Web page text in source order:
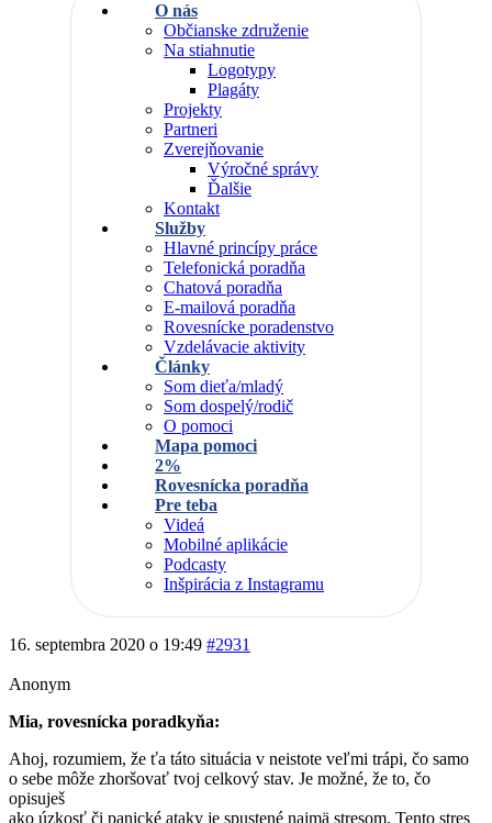
O nás
Občianske združenie
Na stiahnutie
Logotypy
Plagáty
Projekty
Partneri
Zverejňovanie
Výročné správy
Ďalšie
Kontakt
Služby
Hlavné princípy práce
Telefonická poradňa
Chatová poradňa
E-mailová poradňa
Rovesnícke poradenstvo
Vzdelávacie aktivity
Články
Som dieťa/mladý
Som dospelý/rodič
O pomoci
Mapa pomoci
2%
Rovesnícka poradňa
Pre teba
Videá
Mobilné aplikácie
Podcasty
Inšpirácia z Instagramu
16. septembra 2020 o 19:49 #2931
Anonym
Mia, rovesnícka poradkyňa:
Ahoj, rozumiem, že ťa táto situácia v neistote veľmi trápi, čo samo
o sebe môže zhoršovať tvoj celkový stav. Je možné, že to, čo
opisuješ
ako úzkosť či panické ataky je spustené najmä stresom. Tento stres